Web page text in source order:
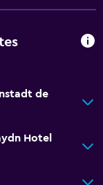
de
Hotel